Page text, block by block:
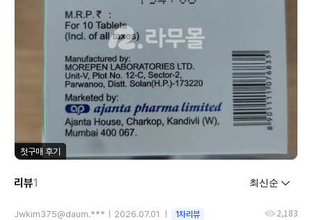
첫구매 후기
리뷰1
Jwkim375@daum.*** 2026.07.01 1차리뷰 2,183